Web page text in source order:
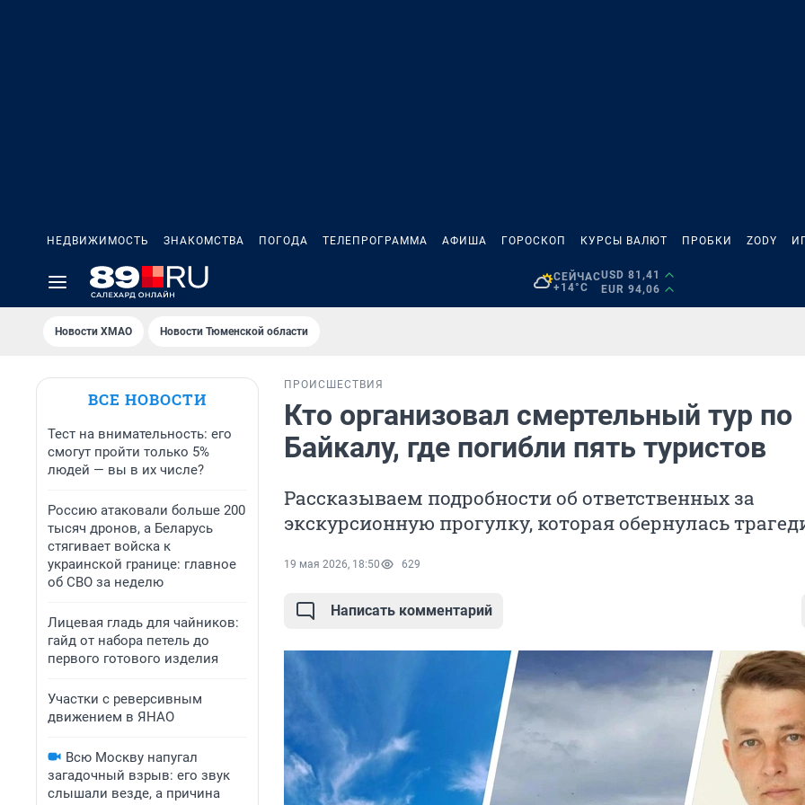
НЕДВИЖИМОСТЬ ЗНАКОМСТВА ПОГОДА ТЕЛЕПРОГРАММА АФИША ГОРОСКОП КУРСЫ ВАЛЮТ ПРОБКИ ZODY
СЕЙЧАС
+14°C
USD 81,41
EUR 94,06
Новости ХМАО Новости Тюменской области
ВСЕ НОВОСТИ
Тест на внимательность: его
смогут пройти только 5%
людей — вы в их числе?
Россию атаковали больше 200
тысяч дронов, а Беларусь
стягивает войска к
украинской границе: главное
об СВО за неделю
Лицевая гладь для чайников:
гайд от набора петель до
первого готового изделия
Участки с реверсивным
движением в ЯНАО
Всю Москву напугал
загадочный взрыв: его звук
слышали везде, а причина
ПРОИСШЕСТВИЯ
Кто организовал смертельный тур по
Байкалу, где погибли пять туристов
Рассказываем подробности об ответственных за
экскурсионную прогулку, которая обернулась
19 мая 2026, 18:50 629
Написать комментарий